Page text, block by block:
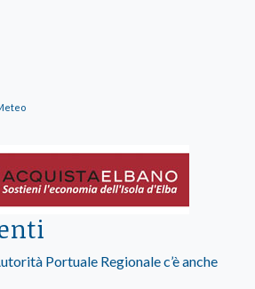
Portuale Regionale c’è anche